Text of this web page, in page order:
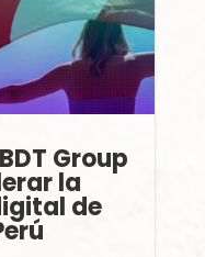
Group
la
de